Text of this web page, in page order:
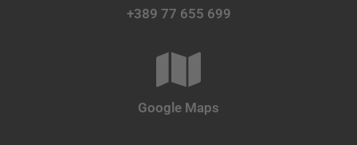
+389 77 655 699
Google Maps